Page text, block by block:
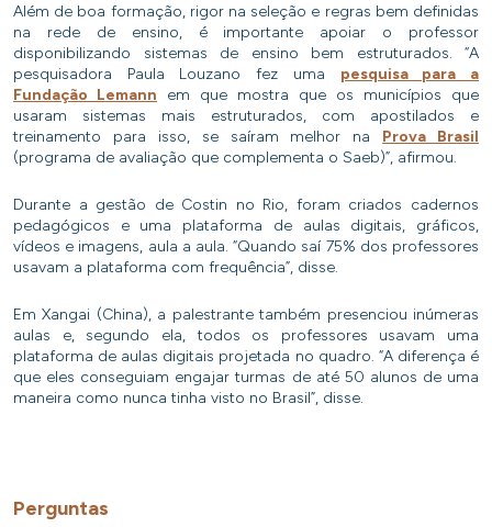
Além de boa formação, rigor na seleção e regras bem definidas
na rede de ensino, é importante apoiar o professor
disponibilizando sistemas de ensino bem estruturados. “A
pesquisadora Paula Louzano fez uma pesquisa para a
Fundação Lemann em que mostra que os municípios que
usaram sistemas mais estruturados, com apostilados e
treinamento para isso, se saíram melhor na Prova Brasil
(programa de avaliação que complementa o Saeb)”, afirmou.
Durante a gestão de Costin no Rio, foram criados cadernos
pedagógicos e uma plataforma de aulas digitais, gráficos,
vídeos e imagens, aula a aula. “Quando saí 75% dos professores
usavam a plataforma com frequência”, disse.
Em Xangai (China), a palestrante também presenciou inúmeras
aulas e, segundo ela, todos os professores usavam uma
plataforma de aulas digitais projetada no quadro. “A diferença é
que eles conseguiam engajar turmas de até 50 alunos de uma
maneira como nunca tinha visto no Brasil”, disse.
Perguntas